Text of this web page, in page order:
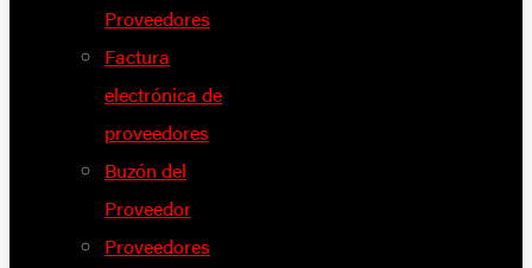
Proveedores
Factura
electrónica de
proveedores
Buzón del
Proveedor
Proveedores